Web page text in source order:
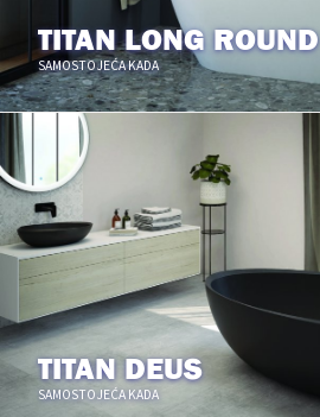
TITAN LONG ROUND
SAMOSTOJEĆA KADA
TITAN DEUS
SAMOSTOJEĆA KADA